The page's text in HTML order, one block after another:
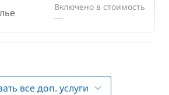
Включено в стоимость
—
все доп. услуги